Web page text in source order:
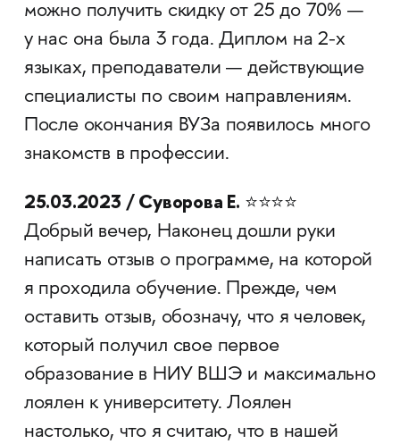
можно получить скидку от 25 до 70% —
у нас она была 3 года. Диплом на 2-х
языках, преподаватели — действующие
специалисты по своим направлениям.
После окончания ВУЗа появилось много
знакомств в профессии.
25.03.2023 / Суворова Е. ⭐⭐⭐⭐
Добрый вечер, Наконец дошли руки
написать отзыв о программе, на которой
я проходила обучение. Прежде, чем
оставить отзыв, обозначу, что я человек,
который получил свое первое
образование в НИУ ВШЭ и максимально
лоялен к университету. Лоялен
настолько, что я считаю, что в нашей